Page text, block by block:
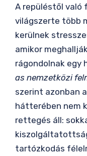
A repüléstől való
világszerte több
kerülnek
amikor
rágondolnak egy
as nemzetközi
szerint azonban
hátterében nem
rettegés áll:
tartózkodás